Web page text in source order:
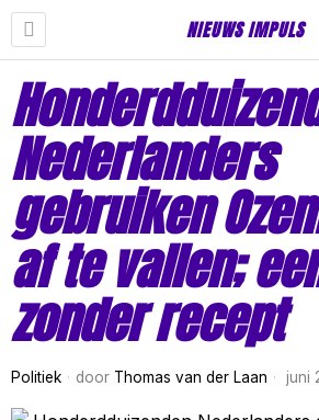
NIEUWS IMPULS
Nederlanders
gebruiken
af te vallen;
zonder recept
Politiek door Thomas van der Laan juni